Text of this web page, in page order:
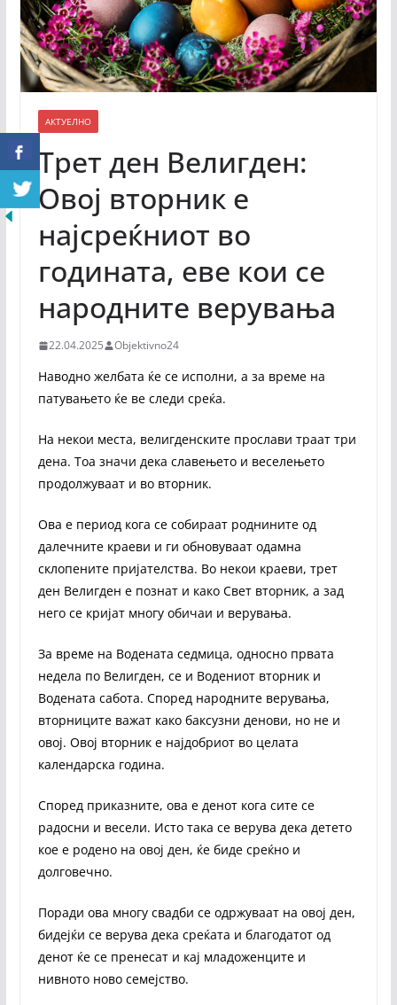
АКТУЕЛНО
Трет ден Велигден:
Овој вторник е
најсреќниот во
годината, еве кои се
народните верувања
22.04.2025 Objektivno24
Наводно желбата ќе се исполни, а за време на
патувањето ќе ве следи среќа.
На некои места, велигденските прослави траат три
дена. Тоа значи дека славењето и веселењето
продолжуваат и во вторник.
Ова е период кога се собираат роднините од
далечните краеви и ги обновуваат одамна
склопените пријателства. Во некои краеви, трет
ден Велигден е познат и како Свет вторник, а зад
него се кријат многу обичаи и верувања.
За време на Водената седмица, односно првата
недела по Велигден, се и Водениот вторник и
Водената сабота. Според народните верувања,
вторниците важат како баксузни денови, но не и
овој. Овој вторник е најдобриот во целата
календарска година.
Според приказните, ова е денот кога сите се
радосни и весели. Исто така се верува дека детето
кое е родено на овој ден, ќе биде среќно и
долговечно.
Поради ова многу свадби се одржуваат на овој ден,
бидејќи се верува дека среќата и благодатот од
денот ќе се пренесат и кај младоженците и
нивното ново семејство.